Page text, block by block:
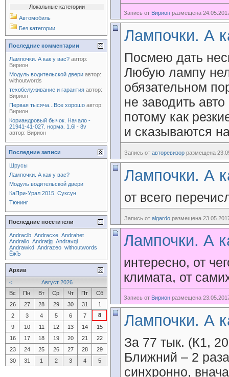
Запись от Вирион размещена
Лампочки. А
Посмею дать
Любую лампу
обязательном
не заводить
потому как
и сказываются
Запись от авторевизор размещена
Лампочки. А
от всего
Запись от algardo размещена
Лампочки. А
интересно, от
климата, от
Запись от Вирион размещена
Лампочки. А
За 77 тык. (К1,
Ближний – 2
синхронно,
Локальные категории
Автомобиль
Без категории
Последние комментарии
Лампочки. А как у вас? автор:
Вирион
Модуль водительской двери автор:
withoutwords
техобслуживание и гарантия автор:
Вирион
Первая тысяча...Все хорошо автор:
Вирион
Кориандровый бычок. Начало -
21941-41-027. норма. 1.6l - 8v
автор: Вирион
Последние записи
Шрусы
Лампочки. А как у вас?
Модуль водительской двери
КаПри-Урал 2015. Суксун
Тюнинг
Последние посетители
Andraclb Andracxe Andrahet
Andrailo Andratjg Andravqi
Andrawkd Andrazeo withoutwords
ЁжЪ
Архив
<
Август 2026
Вс
Пн Вт Ср Чт Пт
Сб
26
27 28 29 30 31
1
2
3 4 5 6 7
8
9
10 11 12 13 14
15
16
17 18 19 20 21
22
23
24 25 26 27 28
29
30
31 1 2 3 4 5